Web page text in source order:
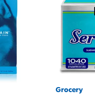
Grocery